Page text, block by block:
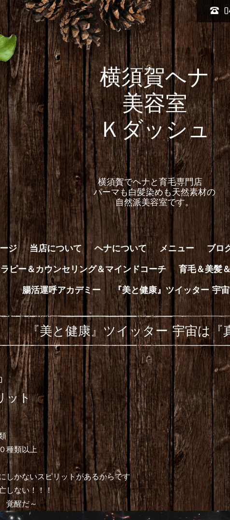
横須賀ヘナ
美容室
Ｋダッシュ
横須賀でヘナと育毛専門店
パーマも白髪染めも天然素材の
自然派美容室です。
ジ 当店について ヘナについて メニュー ブロ
ピー＆カウンセリング＆マインドコーチ
育毛＆美髪
腸活運呼アカデミー
『美と健康』ツイッター 宇
『美と健康』ツイッター 宇宙は『
ット
類以上
しかないスピリットがあるからです
しない！！！
覚醒だ～